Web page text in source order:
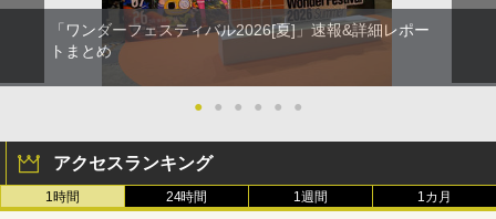
「ワンダーフェスティバル2026[夏]」速報&詳細レポー
トまとめ
● ● ● ● ● ●
アクセスランキング
1時間 24時間 1週間 1カ月